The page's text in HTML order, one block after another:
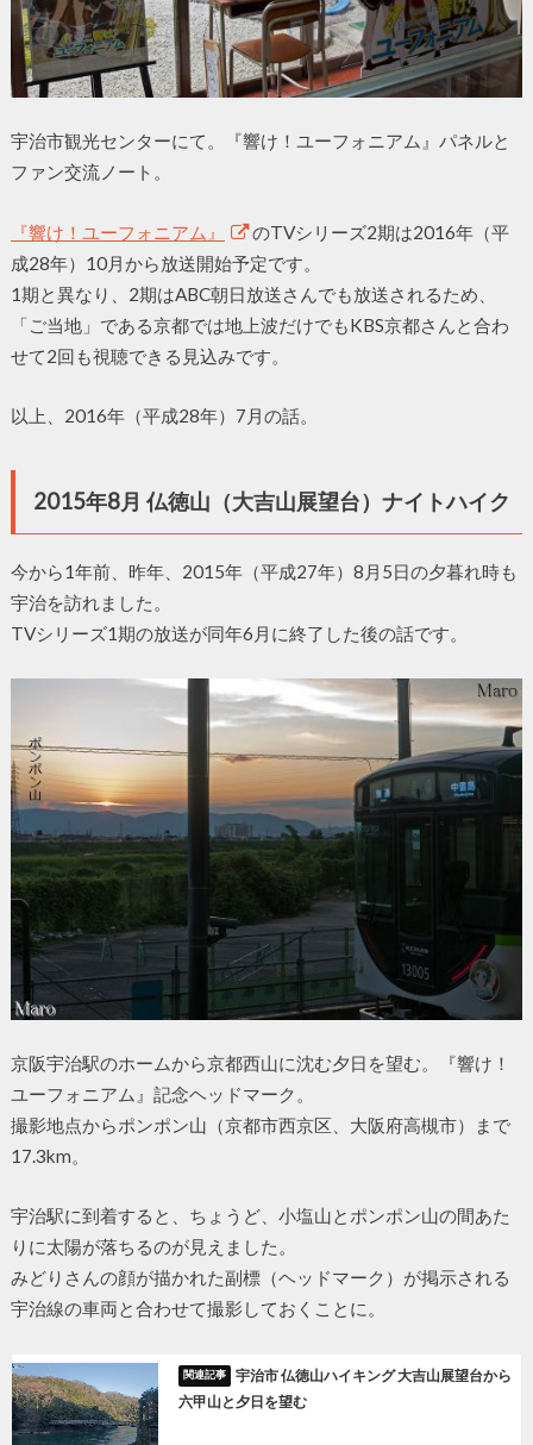
宇治市観光センターにて。『響け！ユーフォニアム』パネルと
ファン交流ノート。
『響け！ユーフォニアム』
のTVシリーズ2期は2016年（平
成28年）10月から放送開始予定です。
1期と異なり、2期はABC朝日放送さんでも放送されるため、
「ご当地」である京都では地上波だけでもKBS京都さんと合わ
せて2回も視聴できる見込みです。
以上、2016年（平成28年）7月の話。
2015年8月 仏徳山（大吉山展望台）ナイトハイク
今から1年前、昨年、2015年（平成27年）8月5日の夕暮れ時も
宇治を訪れました。
TVシリーズ1期の放送が同年6月に終了した後の話です。
京阪宇治駅のホームから京都西山に沈む夕日を望む。『響け！
ユーフォニアム』記念ヘッドマーク。
撮影地点からポンポン山（京都市西京区、大阪府高槻市）まで
17.3km。
宇治駅に到着すると、ちょうど、小塩山とポンポン山の間あた
りに太陽が落ちるのが見えました。
みどりさんの顔が描かれた副標（ヘッドマーク）が掲示される
宇治線の車両と合わせて撮影しておくことに。
宇治市 仏徳山ハイキング 大吉山展望台から
六甲山と夕日を望む